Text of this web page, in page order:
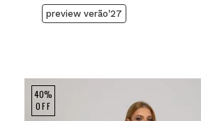
preview verão'27
40%
OFF